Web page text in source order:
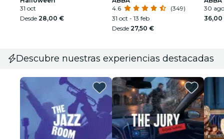
31 oct
Desde 28,00 €
4.6
(349)
31 oct - 13 feb
Desde 27,50 €
30 ago
36,00
Descubre nuestras experiencias destacadas